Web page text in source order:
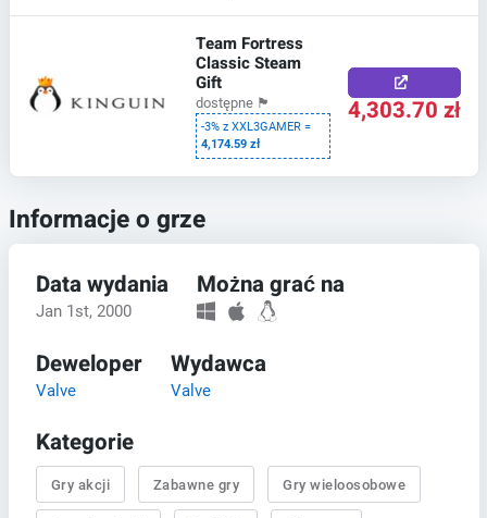
Team Fortress
Classic Steam
Gift
dostępne 🏴
-3% z XXL3GAMER =
4,174.59 zł
4,303.70 zł
Informacje o grze
Data wydania
Jan 1st, 2000
Można grać na
Deweloper
Valve
Wydawca
Valve
Kategorie
Gry akcji Zabawne gry Gry wieloosobowe